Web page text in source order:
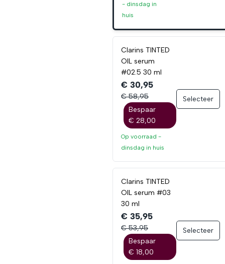
- dinsdag in
huis
Clarins TINTED
OIL serum
#02.5 30 ml
€ 30,95
€ 58,95
Bespaar
€ 28,00
Op voorraad -
dinsdag in huis
Selecteer
Clarins TINTED
OIL serum #03
30 ml
€ 35,95
€ 53,95
Bespaar
€ 18,00
Selecteer